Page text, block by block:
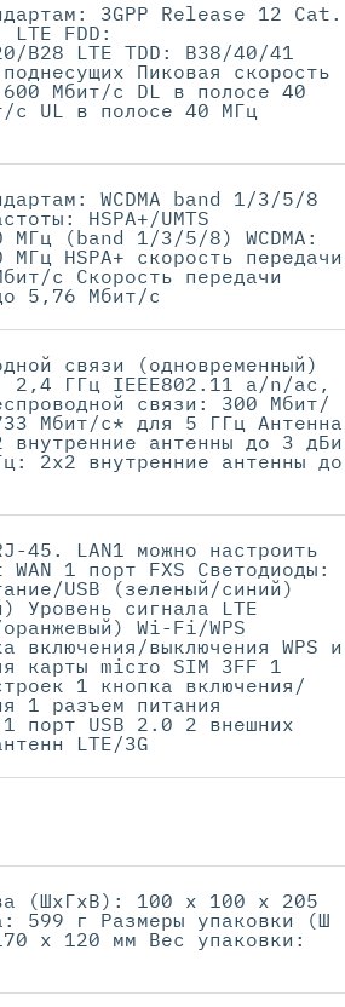
3GPP Release 12 Cat.
FDD:
B28 LTE TDD: B38/40/41
Пиковая скорость
Мбит/с DL в полосе 40
с UL в полосе 40 МГц
WCDMA band 1/3/5/8
HSPA+/UMTS
МГц (band 1/3/5/8) WCDMA:
HSPA+ скорость передачи
с Скорость передачи
5,76 Мбит/с
связи (одновременный)
2,4 ГГц IEEE802.11 a/n/ac,
связи: 300 Мбит/
Мбит/с* для 5 ГГц Антенна
антенны до 3 дБи
2x2 внутренние антенны до
45. LAN1 можно настроить
1 порт FXS Светодиоды:
USB (зеленый/синий)
Уровень сигнала LTE
Wi-Fi/WPS
включения/выключения WPS и
карты micro SIM 3FF 1
1 кнопка включения/
1 разъем питания
порт USB 2.0 2 внешних
LTE/3G
(ШxГxВ): 100 x 100 x 205
599 г Размеры упаковки (Ш
x 120 мм Вес упаковки: